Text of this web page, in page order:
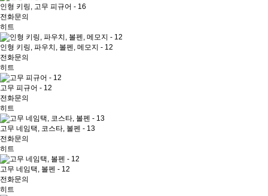
인형 키링, 고무 피규어 - 16
전화문의
히트
인형 키링, 파우치, 볼펜, 메모지 - 12
전화문의
히트
고무 피규어 - 12
전화문의
히트
고무 네임택, 코스타, 볼펜 - 13
전화문의
히트
고무 네임택, 볼펜 - 12
전화문의
히트